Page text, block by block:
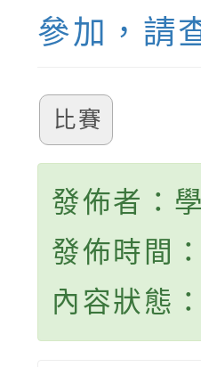
參加，請
比賽
發佈者：
發佈時間
內容狀態